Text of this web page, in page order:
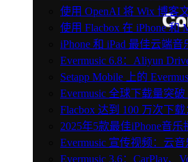
使用 OpenAI 将 Wix 博客
使用 Flacbox 在 iPhone 和
iPhone 和 iPad 最佳云端音
Evermusic 6.8：Aliyun
Setapp Mobile 上的
Evermusic 全球下载量突破
Flacbox 达到 100 万次下
2025年5款最佳iPhone音乐
Evermusic 宣传视频：云
Evermusic 3.6：CarPlay、